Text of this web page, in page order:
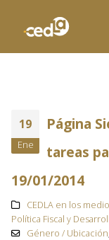
19
Ene
Página
tareas
19/01/2014
CEDLA en los
Política Fiscal y
Género / Ubicación